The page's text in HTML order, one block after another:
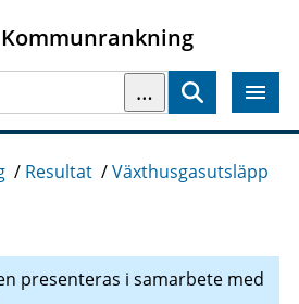
Kommunrankning
…
/ Resultat /Växthusgasutsläpp
presenteras i samarbete med